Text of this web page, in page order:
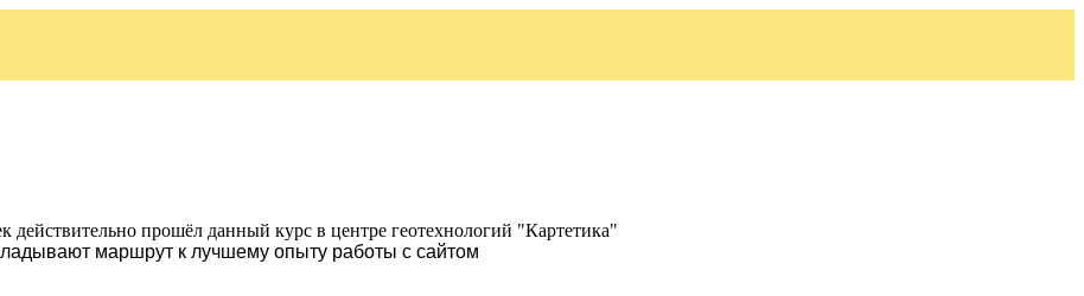
действительно прошёл данный курс в центре геотехнологий "Картетика"
маршрут к лучшему опыту работы с сайтом